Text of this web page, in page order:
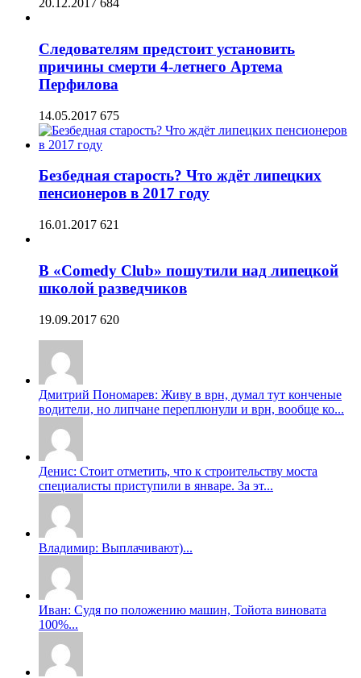
20.12.2017 684
Следователям предстоит установить
причины смерти 4-летнего Артема
Перфилова
14.05.2017 675
Безбедная старость? Что ждёт липецких
пенсионеров в 2017 году
16.01.2017 621
В «Comedy Club» пошутили над липецкой
школой разведчиков
19.09.2017 620
Дмитрий Пономарев: Живу в врн, думал тут конченые
водители, но липчане переплюнули и врн, вообще ко...
Денис: Стоит отметить, что к строительству моста
специалисты приступили в январе. За эт...
Владимир: Выплачивают)...
Иван: Судя по положению машин, Тойота виновата
100%...